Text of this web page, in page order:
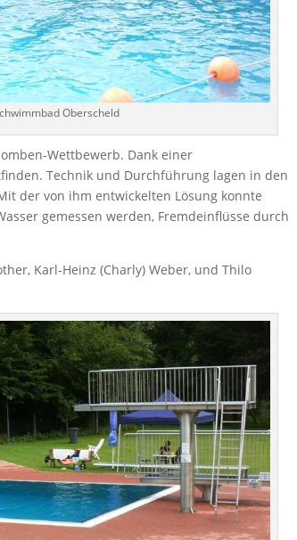
Oberscheld
Wettbewerb. Dank einer
Technik und Durchführung lagen in den
der von ihm entwickelten Lösung konnte
gemessen werden, Fremdeinflüsse durch
Karl-Heinz (Charly) Weber, und Thilo